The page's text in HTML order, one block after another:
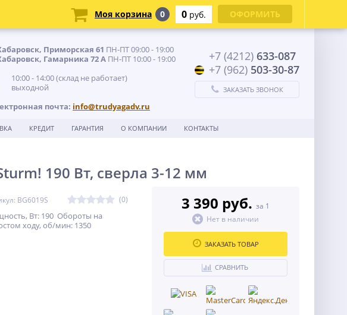
Приморская 61 ПН-ПТ 09:00 - 19:00
Гамарника 72 А ПН-ПТ 10:00 - 19:00
- 14:00 (склад не работает)
выходной
почта: info@trudyagadv.ru
+7 (4212) 633-087
+7 (962) 503-30-87
ЗАКАЗАТЬ ЗВОНОК
КРЕДИТ ГАРАНТИЯ О КОМПАНИИ КОНТАКТЫ
190 Вт, сверла 3-12 мм
BG6019S (0)
Вт: 190 Обороты на
ходу, об/мин: 1350
3 390 руб. за 1
Нет в наличии
ЗАКАЗАТЬ ТОВАР
СРАВНИТЬ
Моя корзина 0 0 руб. ОФОРМИТЬ